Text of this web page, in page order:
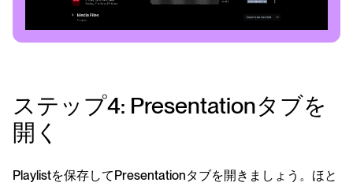
ステップ4: Presentationタブを
開く
Playlistを保存してPresentationタブを開きましょう。ほと